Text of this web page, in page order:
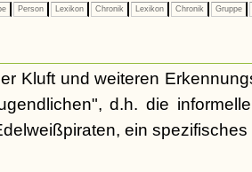
Person Lexikon Chronik Lexikon Chronik Gruppe
Kluft und weiteren
d.h. die
ein